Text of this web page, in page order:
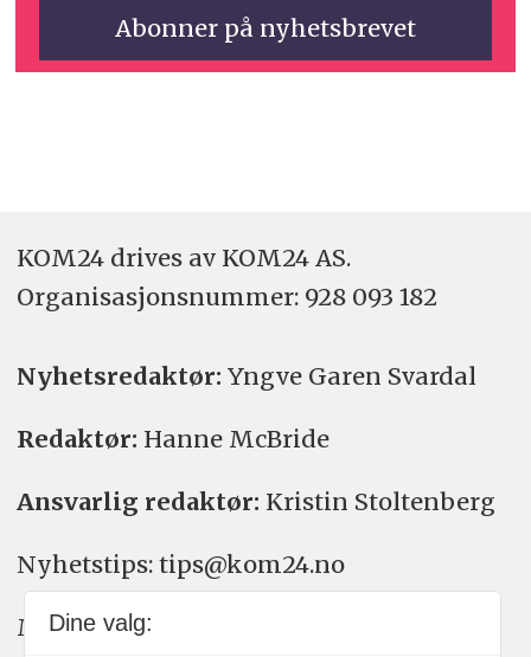
KOM24 drives av KOM24 AS.
Organisasjons­nummer: 928 093 182
Nyhetsredaktør: Yngve Garen Svardal
Redaktør: Hanne McBride
Ansvarlig redaktør: Kristin Stoltenberg
Nyhetstips: tips@kom24.no
Meninger: meninger@kom24.no
Dine valg: